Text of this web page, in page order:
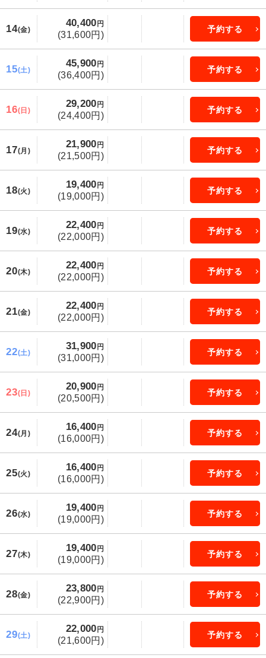
14(金)
40,400 円
(31,600円)
予約する
15(土)
45,900 円
(36,400円)
予約する
16(日)
29,200 円
(24,400円)
予約する
17(月)
21,900 円
(21,500円)
予約する
18(火)
19,400 円
(19,000円)
予約する
19(水)
22,400 円
(22,000円)
予約する
20(木)
22,400 円
(22,000円)
予約する
21(金)
22,400 円
(22,000円)
予約する
22(土)
31,900 円
(31,000円)
予約する
23(日)
20,900 円
(20,500円)
予約する
24(月)
16,400 円
(16,000円)
予約する
25(火)
16,400 円
(16,000円)
予約する
26(水)
19,400 円
(19,000円)
予約する
27(木)
19,400 円
(19,000円)
予約する
28(金)
23,800 円
(22,900円)
予約する
29(土)
22,000 円
(21,600円)
予約する